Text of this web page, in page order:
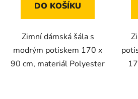
DO KOŠÍKU
Zimní dámská šála s
modrým potiskem 170 x
90 cm, materiál Polyester